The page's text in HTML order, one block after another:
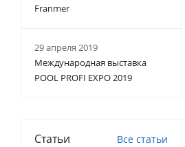
Franmer
29 апреля 2019
Международная выставка
POOL PROFI EXPO 2019
Статьи Все статьи